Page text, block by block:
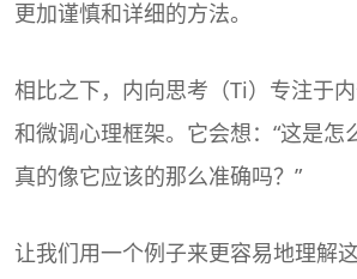
更加谨慎和详细的方法。
相比之下，内向思考（Ti）专注于
和微调心理框架。它会想：“这是怎
真的像它应该的那么准确吗？”
让我们用一个例子来更容易地理解